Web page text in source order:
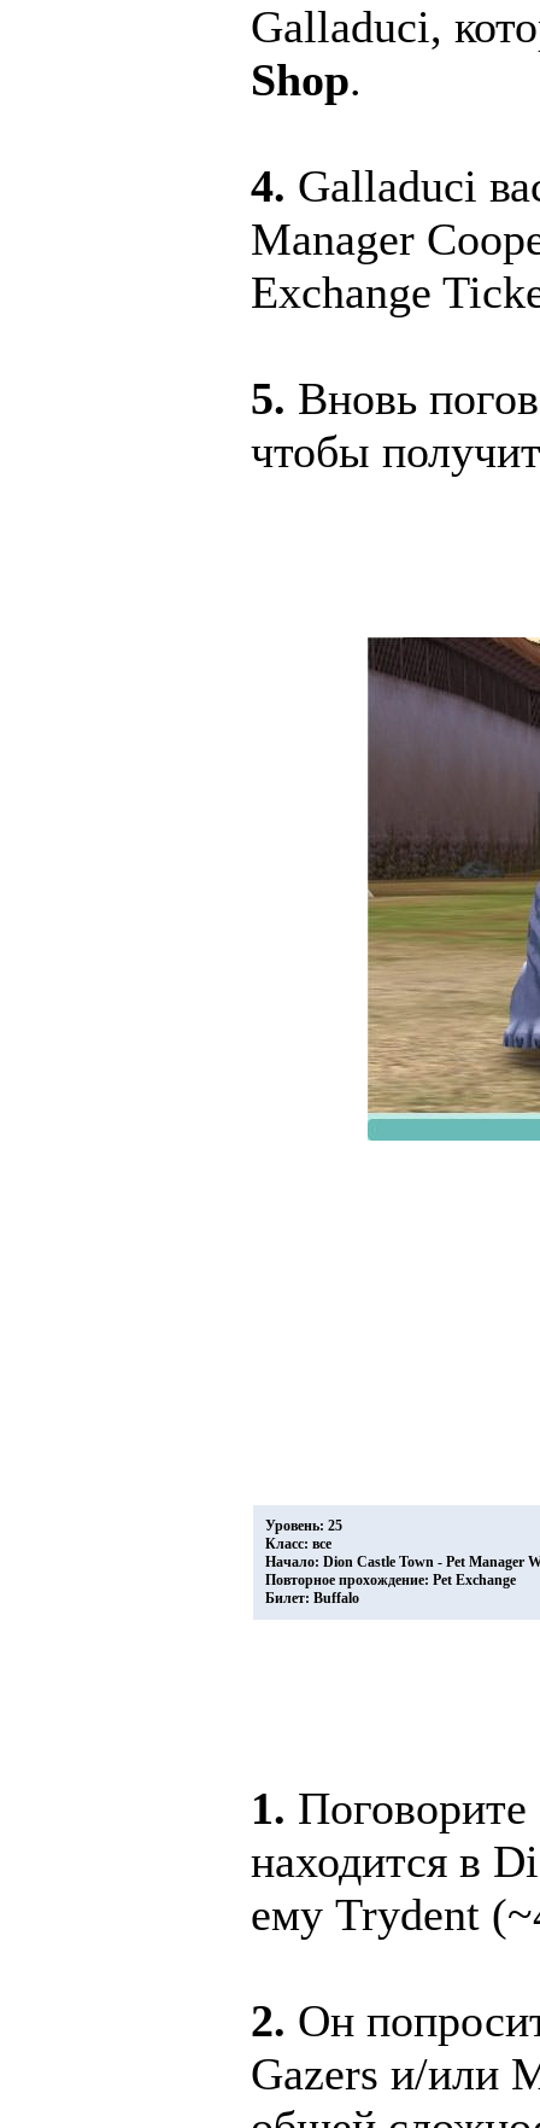
Galladuci,
Shop.
4. Galladuci
Manager
Exchange
5. Вновь
чтобы
Уровень: 25
Класс: все
Начало: Dion Castle Town - Pet Manager
Повторное прохождение: Pet Exchange
Билет: Buffalo
1.
находится в
ему Trydent
2. Он
Gazers и/или